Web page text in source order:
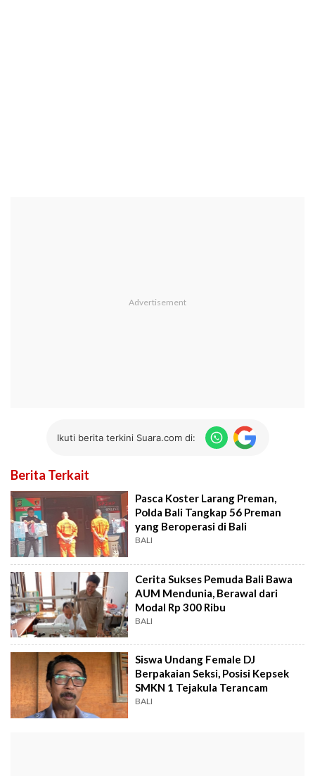
Ikuti berita terkini Suara.com di:
Berita Terkait
Pasca Koster Larang Preman,
Polda Bali Tangkap 56 Preman
yang Beroperasi di Bali
BALI
Cerita Sukses Pemuda Bali Bawa
AUM Mendunia, Berawal dari
Modal Rp 300 Ribu
BALI
Siswa Undang Female DJ
Berpakaian Seksi, Posisi Kepsek
SMKN 1 Tejakula Terancam
BALI